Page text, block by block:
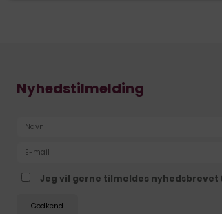
Nyhedstilmelding
Jeg vil gerne tilmeldes nyhedsbrevet
Godkend